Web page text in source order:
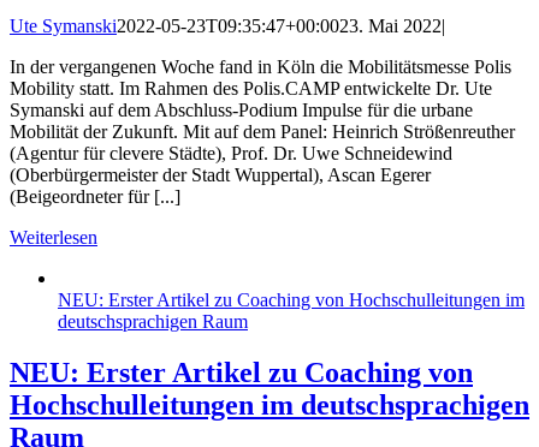
Ute Symanski2022-05-23T09:35:47+00:0023. Mai 2022|
In der vergangenen Woche fand in Köln die Mobilitätsmesse Polis
Mobility statt. Im Rahmen des Polis.CAMP entwickelte Dr. Ute
Symanski auf dem Abschluss-Podium Impulse für die urbane
Mobilität der Zukunft. Mit auf dem Panel: Heinrich Strößenreuther
(Agentur für clevere Städte), Prof. Dr. Uwe Schneidewind
(Oberbürgermeister der Stadt Wuppertal), Ascan Egerer
(Beigeordneter für [...]
Weiterlesen
NEU: Erster Artikel zu Coaching von Hochschulleitungen im
deutschsprachigen Raum
NEU: Erster Artikel zu Coaching von
Hochschulleitungen im deutschsprachigen
Raum